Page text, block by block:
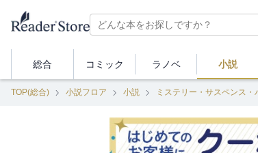
総合 コミック ラノベ 小説
TOP(総合) 小説フロア 小説 ミステリー・サスペンス・